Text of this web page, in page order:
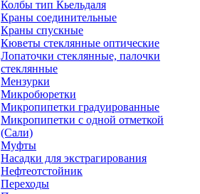
Колбы тип Кьельдаля
Краны соединительные
Краны спускные
Кюветы стеклянные оптические
Лопаточки стеклянные, палочки
стеклянные
Мензурки
Микробюретки
Микропипетки градуированные
Микропипетки с одной отметкой
(Сали)
Муфты
Насадки для экстрагирования
Нефтеотстойник
Переходы